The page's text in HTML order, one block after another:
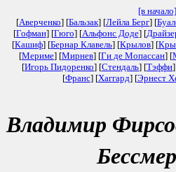
[в начало]
[Аверченко] [Бальзак] [Лейла Берг] [
[Гофман] [Гюго] [Альфонс Доде] [
[Кашиф] [Бернар Клавель] [Крылов] [
[Мериме] [Мирнев] [Ги де Мопассан] [
[Игорь Пидоренко] [Стендаль] [Тэффи
[Франс] [Хаггард] [Эрнест
Владимир